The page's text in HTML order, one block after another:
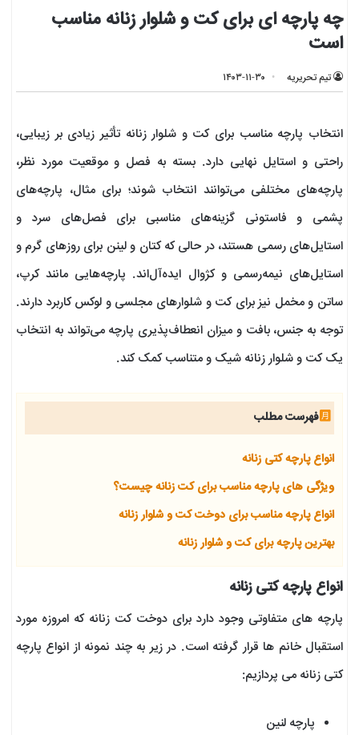
چه پارچه ای برای کت و شلوار زنانه مناسب
است
تیم تحریریه ۱۴۰۳-۱۱-۳۰
انتخاب پارچه مناسب برای کت و شلوار زنانه تأثیر زیادی بر زیبایی،
راحتی و استایل نهایی دارد. بسته به فصل و موقعیت مورد نظر،
پارچه‌های مختلفی می‌توانند انتخاب شوند؛ برای مثال، پارچه‌های
پشمی و فاستونی گزینه‌های مناسبی برای فصل‌های سرد و
استایل‌های رسمی هستند، در حالی که کتان و لینن برای روزهای گرم و
استایل‌های نیمه‌رسمی و کژوال ایده‌آل‌اند. پارچه‌هایی مانند کرپ،
ساتن و مخمل نیز برای کت و شلوارهای مجلسی و لوکس کاربرد دارند.
توجه به جنس، بافت و میزان انعطاف‌پذیری پارچه می‌تواند به انتخاب
یک کت و شلوار زنانه شیک و متناسب کمک کند.
فهرست مطلب
انواع پارچه کتی زنانه
ویژگی های پارچه مناسب برای کت زنانه چیست؟
انواع پارچه مناسب برای دوخت کت و شلوار زنانه
بهترین پارچه برای کت و شلوار زنانه
انواع پارچه کتی زنانه
پارچه های متفاوتی وجود دارد برای دوخت کت زنانه که امروزه مورد
استقبال خانم ها قرار گرفته است. در زیر به چند نمونه از انواع پارچه
کتی زنانه می پردازیم:
پارچه لنین